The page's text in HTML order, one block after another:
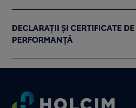
DECLARAȚII ȘI CERTIFICATE DE
PERFORMANȚĂ
Footer